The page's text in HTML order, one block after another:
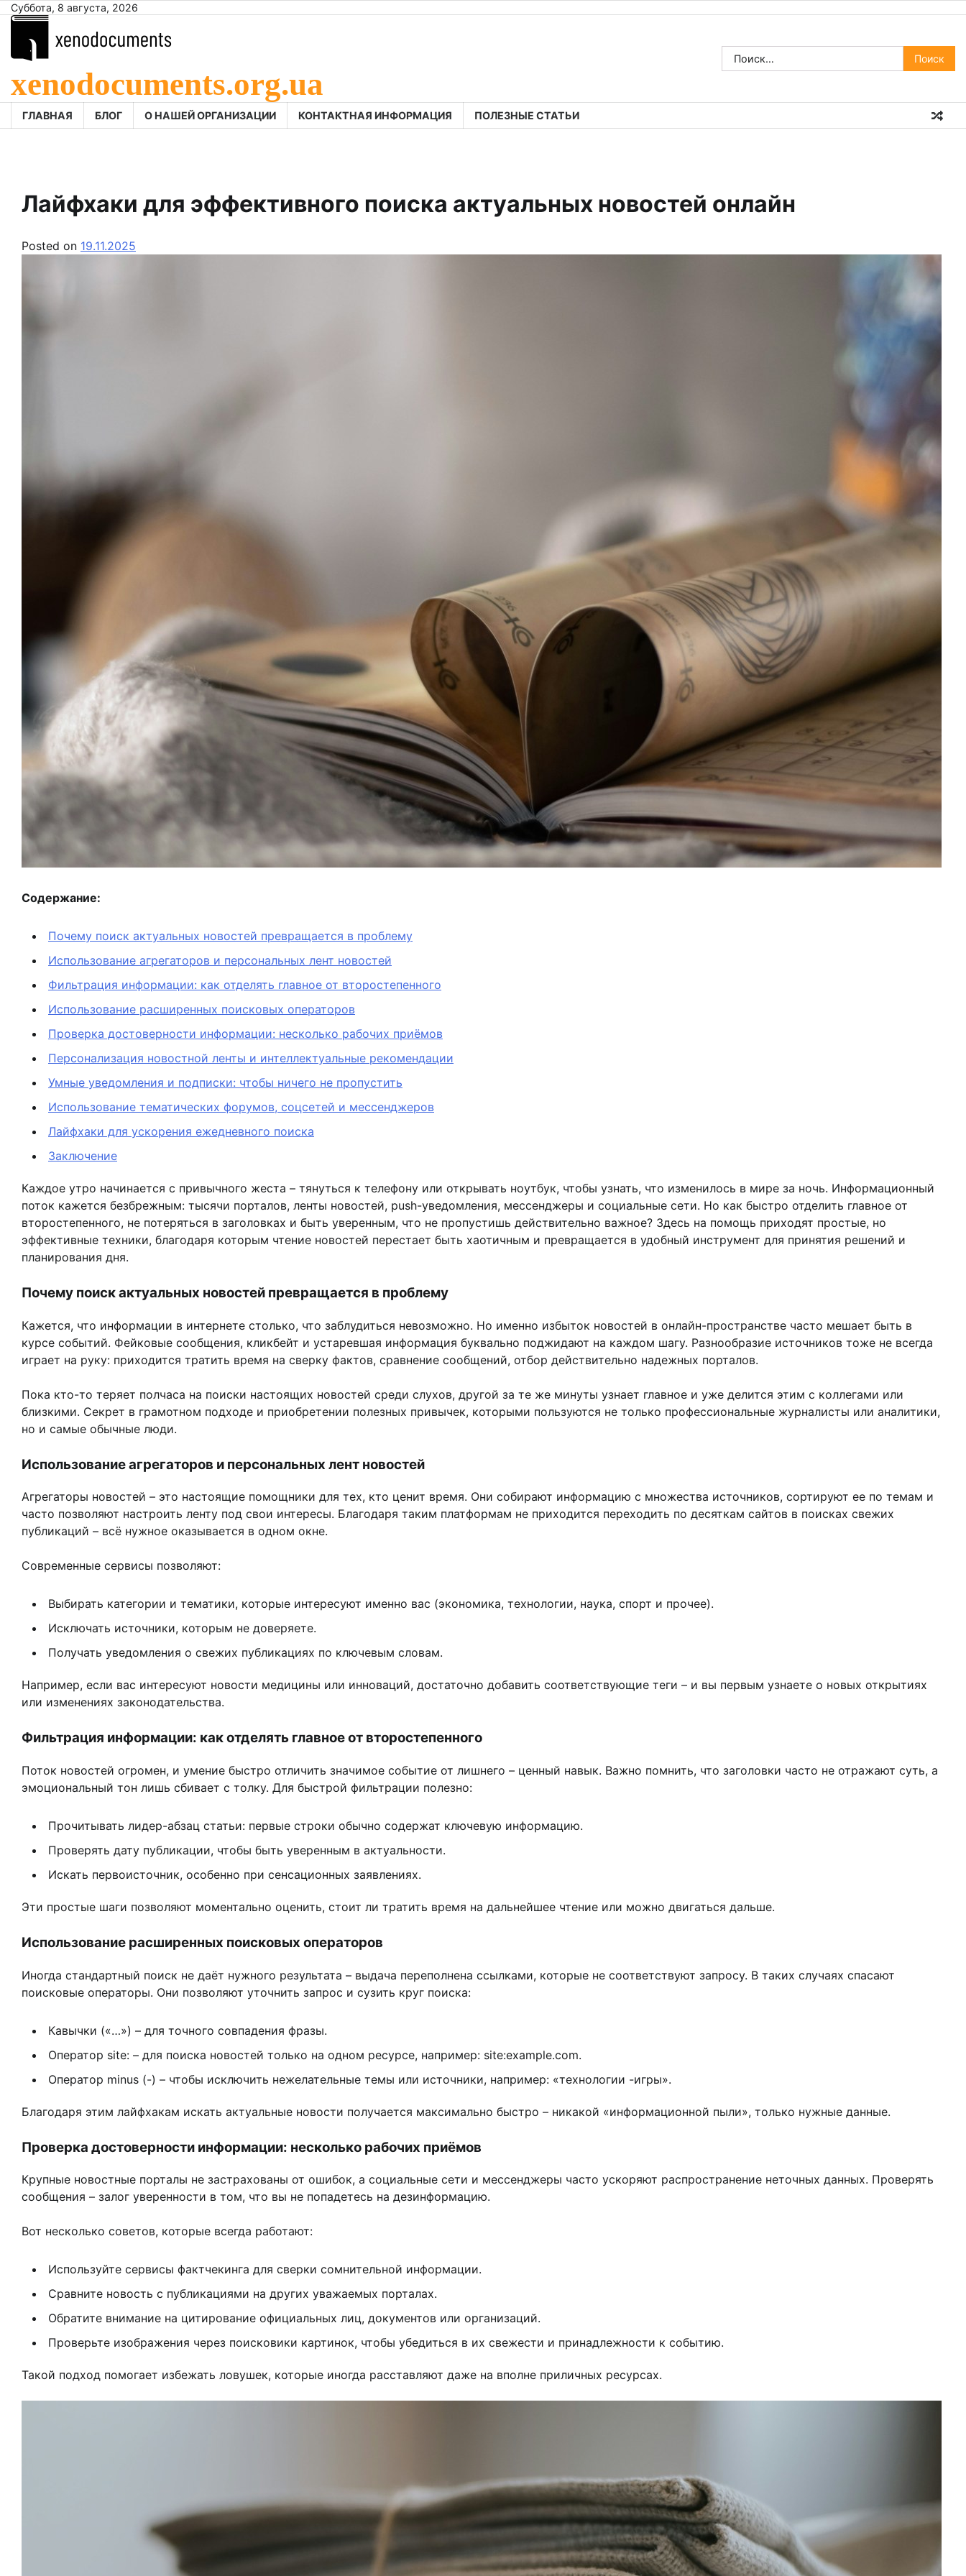
Skip
content
Суббота, 8 августа, 2026
xenodocuments.org.ua
Найти:
ГЛАВНАЯ БЛОГ О НАШЕЙ ОРГАНИЗАЦИИ КОНТАКТНАЯ ИНФОРМАЦИЯ ПОЛЕЗНЫЕ СТАТЬИ
Лайфхаки для эффективного поиска актуальных новостей онлайн
Posted on 19.11.2025
Содержание:
Почему поиск актуальных новостей превращается в проблему
Использование агрегаторов и персональных лент новостей
Фильтрация информации: как отделять главное от второстепенного
Использование расширенных поисковых операторов
Проверка достоверности информации: несколько рабочих приёмов
Персонализация новостной ленты и интеллектуальные рекомендации
Умные уведомления и подписки: чтобы ничего не пропустить
Использование тематических форумов, соцсетей и мессенджеров
Лайфхаки для ускорения ежедневного поиска
Заключение
Каждое утро начинается с привычного жеста – тянуться к телефону или открывать ноутбук, чтобы узнать, что изменилось в мире за ночь. Информационный
поток кажется безбрежным: тысячи порталов, ленты новостей, push-уведомления, мессенджеры и социальные сети. Но как быстро отделить главное от
второстепенного, не потеряться в заголовках и быть уверенным, что не пропустишь действительно важное? Здесь на помощь приходят простые, но
эффективные техники, благодаря которым чтение новостей перестает быть хаотичным и превращается в удобный инструмент для принятия решений и
планирования дня.
Почему поиск актуальных новостей превращается в проблему
Кажется, что информации в интернете столько, что заблудиться невозможно. Но именно избыток новостей в онлайн-пространстве часто мешает быть в
курсе событий. Фейковые сообщения, кликбейт и устаревшая информация буквально поджидают на каждом шагу. Разнообразие источников тоже не всегда
играет на руку: приходится тратить время на сверку фактов, сравнение сообщений, отбор действительно надежных порталов.
Пока кто-то теряет полчаса на поиски настоящих новостей среди слухов, другой за те же минуты узнает главное и уже делится этим с коллегами или
близкими. Секрет в грамотном подходе и приобретении полезных привычек, которыми пользуются не только профессиональные журналисты или аналитики,
но и самые обычные люди.
Использование агрегаторов и персональных лент новостей
Агрегаторы новостей – это настоящие помощники для тех, кто ценит время. Они собирают информацию с множества источников, сортируют ее по темам и
часто позволяют настроить ленту под свои интересы. Благодаря таким платформам не приходится переходить по десяткам сайтов в поисках свежих
публикаций – всё нужное оказывается в одном окне.
Современные сервисы позволяют:
Выбирать категории и тематики, которые интересуют именно вас (экономика, технологии, наука, спорт и прочее).
Исключать источники, которым не доверяете.
Получать уведомления о свежих публикациях по ключевым словам.
Например, если вас интересуют новости медицины или инноваций, достаточно добавить соответствующие теги – и вы первым узнаете о новых открытиях
или изменениях законодательства.
Фильтрация информации: как отделять главное от второстепенного
Поток новостей огромен, и умение быстро отличить значимое событие от лишнего – ценный навык. Важно помнить, что заголовки часто не отражают суть, а
эмоциональный тон лишь сбивает с толку. Для быстрой фильтрации полезно:
Прочитывать лидер-абзац статьи: первые строки обычно содержат ключевую информацию.
Проверять дату публикации, чтобы быть уверенным в актуальности.
Искать первоисточник, особенно при сенсационных заявлениях.
Эти простые шаги позволяют моментально оценить, стоит ли тратить время на дальнейшее чтение или можно двигаться дальше.
Использование расширенных поисковых операторов
Иногда стандартный поиск не даёт нужного результата – выдача переполнена ссылками, которые не соответствуют запросу. В таких случаях спасают
поисковые операторы. Они позволяют уточнить запрос и сузить круг поиска:
Кавычки («…») – для точного совпадения фразы.
Оператор site: – для поиска новостей только на одном ресурсе, например: site:example.com.
Оператор minus (-) – чтобы исключить нежелательные темы или источники, например: «технологии -игры».
Благодаря этим лайфхакам искать актуальные новости получается максимально быстро – никакой «информационной пыли», только нужные данные.
Проверка достоверности информации: несколько рабочих приёмов
Крупные новостные порталы не застрахованы от ошибок, а социальные сети и мессенджеры часто ускоряют распространение неточных данных. Проверять
сообщения – залог уверенности в том, что вы не попадетесь на дезинформацию.
Вот несколько советов, которые всегда работают:
Используйте сервисы фактчекинга для сверки сомнительной информации.
Сравните новость с публикациями на других уважаемых порталах.
Обратите внимание на цитирование официальных лиц, документов или организаций.
Проверьте изображения через поисковики картинок, чтобы убедиться в их свежести и принадлежности к событию.
Такой подход помогает избежать ловушек, которые иногда расставляют даже на вполне приличных ресурсах.